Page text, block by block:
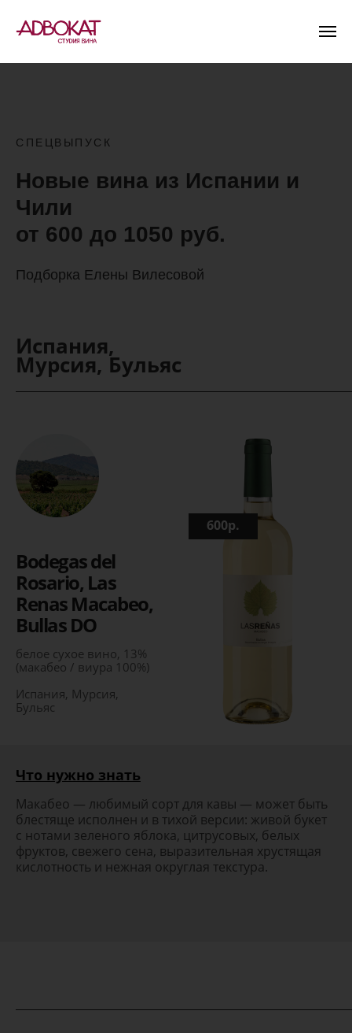
СПЕЦВЫПУСК
Новые вина из Испании и
Чили
от 600 до 1050 руб.
Подборка Елены Вилесовой
Испания,
Мурсия, Бульяс
600р.
белое сухое вино, 13%
(макабео / виура 100%)
Испания, Мурсия,
Бульяс
Bodegas del
Rosario, Las
Renas Macabeo,
Bullas DO
Макабео — любимый сорт для кавы — может быть
блестяще исполнен и в тихой версии: живой букет
с нотами зеленого яблока, цитрусовых, белых
фруктов, свежего сена, выразительная хрустящая
кислотность и нежная округлая текстура.
Что нужно знать